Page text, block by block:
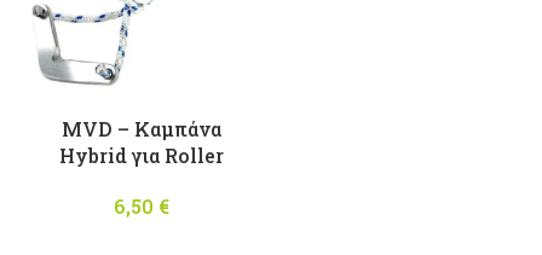
MVD – Καμπάνα
Hybrid για Roller
6,50 €